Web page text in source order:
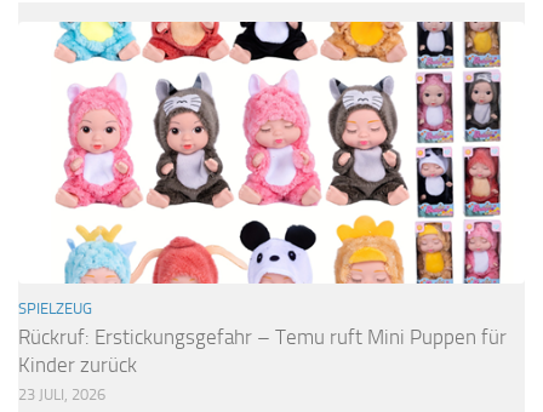
SPIELZEUG
Rückruf: Erstickungsgefahr – Temu ruft Mini Puppen für
Kinder zurück
23 JULI, 2026